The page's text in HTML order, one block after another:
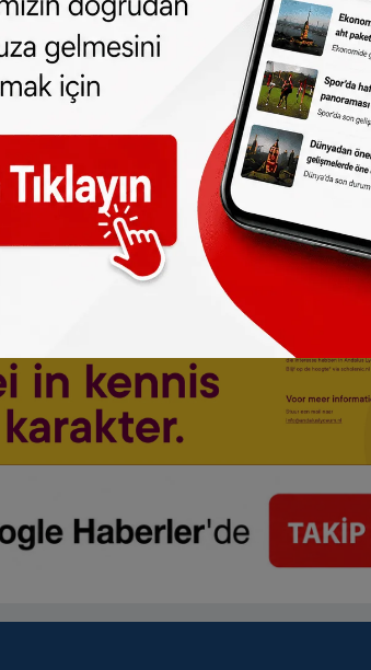
de işlem yapabilecektir.
belgelerin, Başkonsolosluğumuz
ShowInfoNotes.aspx?
öğrenilmesi mümkündür.